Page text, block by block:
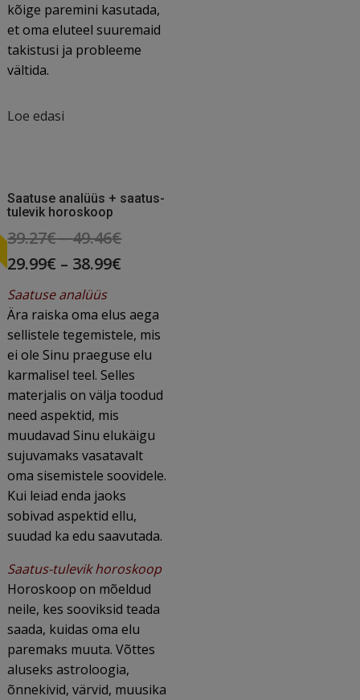
kõige paremini kasutada,
et oma eluteel suuremaid
takistusi ja probleeme
vältida.
Loe edasi
Saatuse analüüs + saatus-
tulevik horoskoop
39.27€–49.46€Original
39.27€
–
49.46€.
29.99€ – 38.99€
is:
29.99€
–
38.99€.
Saatuse analüüs
Ära raiska oma elus aega
sellistele tegemistele, mis
ei ole Sinu praeguse elu
karmalisel teel. Selles
materjalis on välja toodud
need aspektid, mis
muudavad Sinu elukäigu
sujuvamaks vasatavalt
oma sisemistele soovidele.
Kui leiad enda jaoks
sobivad aspektid ellu,
suudad ka edu saavutada.
Saatus-tulevik horoskoop
Horoskoop on mõeldud
neile, kes sooviksid teada
saada, kuidas oma elu
paremaks muuta. Võttes
aluseks astroloogia,
õnnekivid, värvid, muusika